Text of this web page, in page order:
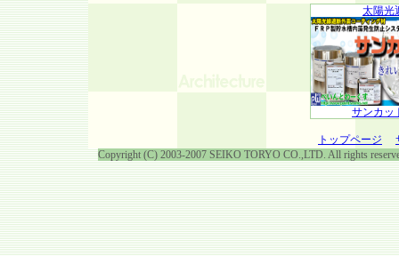
太陽光
サンカッ
トップページ
Copyright (C) 2003-2007 SEIKO TORYO CO.,LTD. All rights